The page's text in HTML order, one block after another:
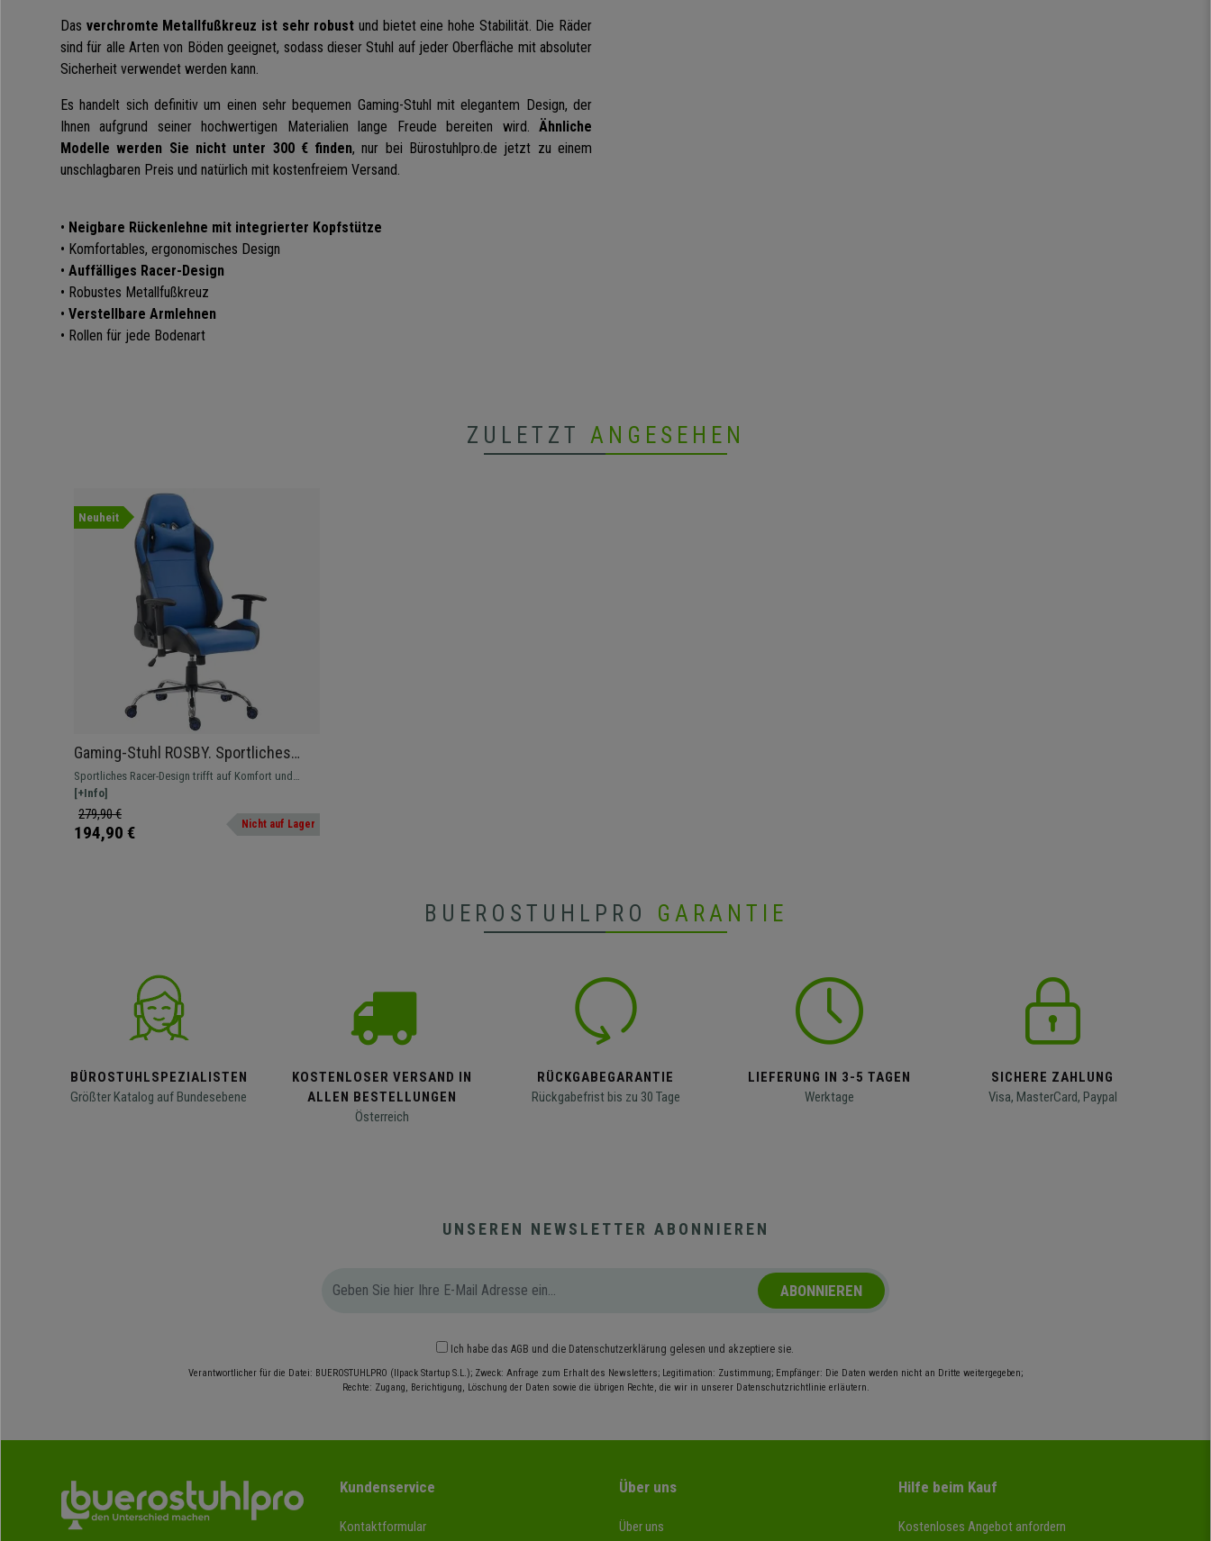
Das verchromte Metallfußkreuz ist sehr robust und bietet eine hohe Stabilität. Die Räder
sind für alle Arten von Böden geeignet, sodass dieser Stuhl auf jeder Oberfläche mit absoluter
Sicherheit verwendet werden kann.
Es handelt sich definitiv um einen sehr bequemen Gaming-Stuhl mit elegantem Design, der
Ihnen aufgrund seiner hochwertigen Materialien lange Freude bereiten wird. Ähnliche
Modelle werden Sie nicht unter 300 € finden, nur bei Bürostuhlpro.de jetzt zu einem
unschlagbaren Preis und natürlich mit kostenfreiem Versand.
• Neigbare Rückenlehne mit integrierter Kopfstütze
• Komfortables, ergonomisches Design
• Auffälliges Racer-Design
• Robustes Metallfußkreuz
• Verstellbare Armlehnen
• Rollen für jede Bodenart
ZULETZT ANGESEHEN
Neuheit
Gaming-Stuhl ROSBY. Sportliches
Design und hoher Komfort,
Lederbezug, Farbe Blau
Sportliches Racer-Design trifft auf Komfort und
erstklassige Qualität. Ein Stuhl zum Verlieben.
[+Info]
279,90 €
194,90 € Nicht auf Lager
BUEROSTUHLPRO GARANTIE
BÜROSTUHLSPEZIALISTEN
Größter Katalog auf Bundesebene
KOSTENLOSER VERSAND IN
ALLEN BESTELLUNGEN
Österreich
RÜCKGABEGARANTIE
Rückgabefrist bis zu 30 Tage
LIEFERUNG IN 3-5 TAGEN
Werktage
SICHERE ZAHLUNG
Visa, MasterCard, Paypal
UNSEREN NEWSLETTER ABONNIEREN
ABONNIEREN
Ich habe das AGB und die Datenschutzerklärung gelesen und akzeptiere sie.
Verantwortlicher für die Datei: BUEROSTUHLPRO (Ilpack Startup S.L.); Zweck: Anfrage zum Erhalt des Newsletters; Legitimation: Zustimmung; Empfänger: Die Daten werden nicht an Dritte weitergegeben;
Rechte: Zugang, Berichtigung, Löschung der Daten sowie die übrigen Rechte, die wir in unserer Datenschutzrichtlinie erläutern.
Kundenservice
Kontaktformular
Über uns
Über uns
Hilfe beim Kauf
Kostenloses Angebot anfordern